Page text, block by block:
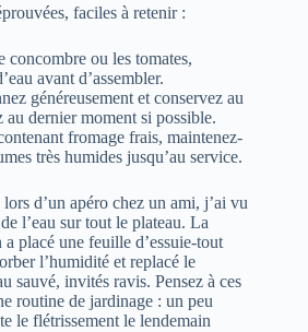
faciles à retenir :
concombre ou les tomates,
avant d’assembler.
généreusement et conservez au
au dernier moment si possible.
fromage frais, maintenez-
très humides jusqu’au service.
d’un apéro chez un ami, j’ai vu
l’eau sur tout le plateau. La
placé une feuille d’essuie-tout
l’humidité et replacé le
sauvé, invités ravis. Pensez à ces
routine de jardinage : un peu
le flétrissement le lendemain